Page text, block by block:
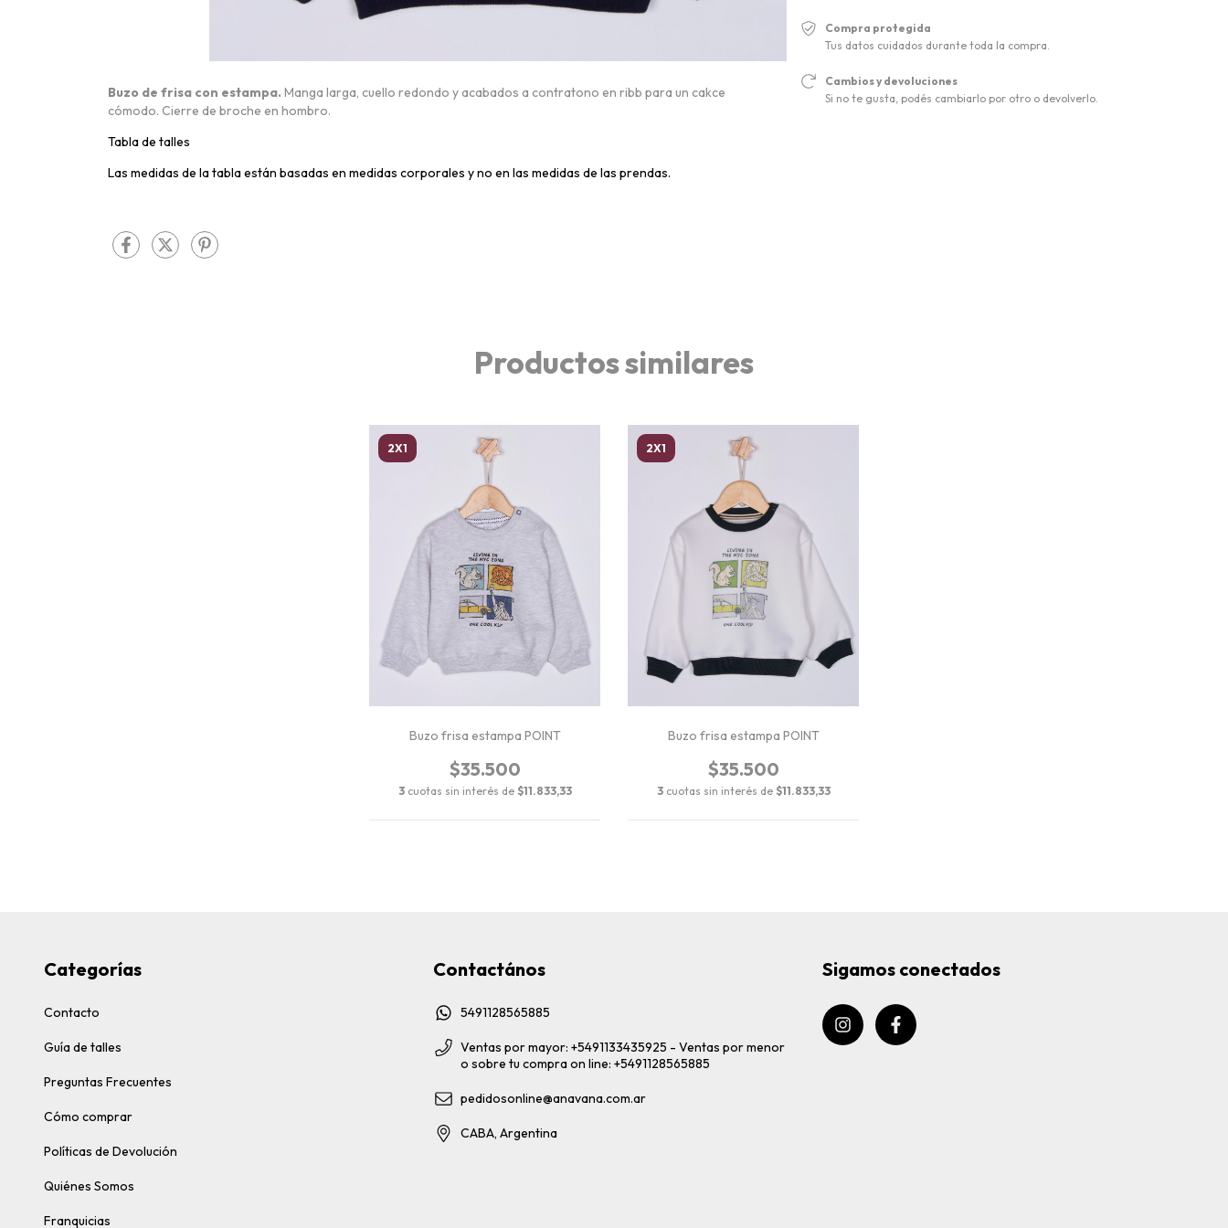
Buzo de frisa con estampa. Manga larga, cuello redondo y acabados a contratono en ribb para un cakce
cómodo. Cierre de broche en hombro.
Tabla de talles
Las medidas de la tabla están basadas en medidas corporales y no en las medidas de las prendas.
Compra protegida
Tus datos cuidados durante toda la compra.
Cambios y devoluciones
Si no te gusta, podés cambiarlo por otro o devolverlo.
Productos similares
2X1
Buzo frisa estampa POINT
$35.500
3 cuotas sin interés de $11.833,33
2X1
Buzo frisa estampa POINT
$35.500
3 cuotas sin interés de $11.833,33
Categorías
Contacto
Guía de talles
Preguntas Frecuentes
Cómo comprar
Políticas de Devolución
Quiénes Somos
Franquicias
Contactános
5491128565885
Ventas por mayor: +5491133435925 - Ventas por menor
o sobre tu compra on line: +5491128565885
pedidosonline@anavana.com.ar
CABA, Argentina
Sigamos conectados